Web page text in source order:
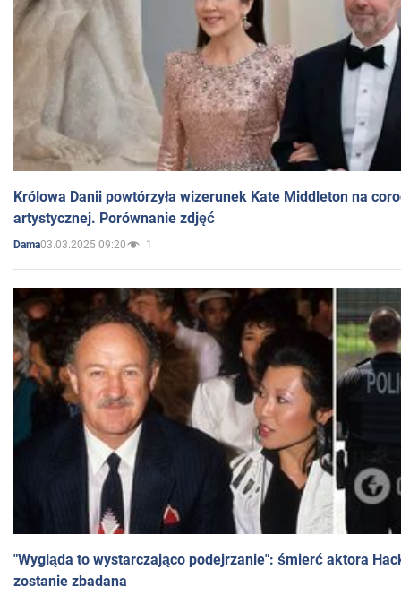
Królowa Danii powtórzyła wizerunek Kate Middleton na
artystycznej. Porównanie zdjęć
Dama03.03.2025 09:20 1
"Wygląda to wystarczająco podejrzanie": śmierć aktora
zostanie zbadana